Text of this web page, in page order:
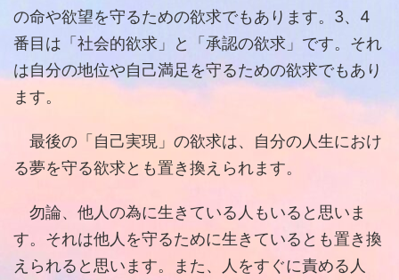
の命や欲望を守るための欲求でもあります。3、4
番目は「社会的欲求」と「承認の欲求」です。それ
は自分の地位や自己満足を守るための欲求でもあり
ます。
最後の「自己実現」の欲求は、自分の人生におけ
る夢を守る欲求とも置き換えられます。
勿論、他人の為に生きている人もいると思いま
す。それは他人を守るために生きているとも置き換
えられると思います。また、人をすぐに責める人